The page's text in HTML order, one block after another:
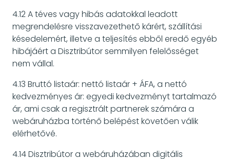
4.12 A téves vagy hibás adatokkal leadott
megrendelésre visszavezethető kárért, szállítási
késedelemért, illetve a teljesítés ebből eredő egyéb
hibájáért a Disztribútor semmilyen felelősséget
nem vállal.
4.13 Bruttó listaár: nettó listaár + ÁFA, a nettó
kedvezményes ár: egyedi kedvezményt tartalmazó
ár, ami csak a regisztrált partnerek számára a
webáruházba történő belépést követően válik
elérhetővé.
4.14 Disztribútor a webáruházában digitális